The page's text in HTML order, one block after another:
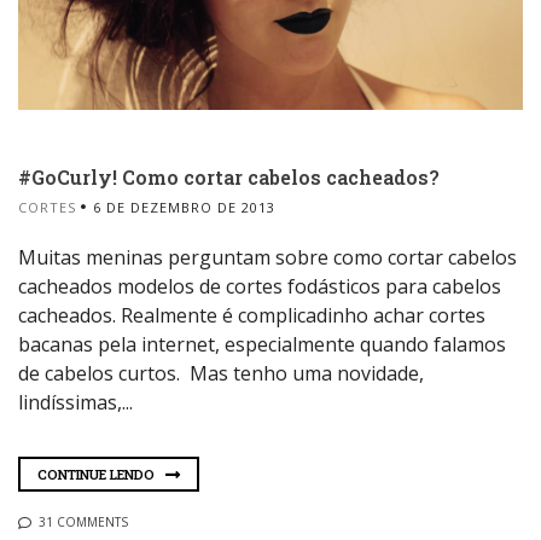
#GoCurly! Como cortar cabelos cacheados?
CORTES 6 DE DEZEMBRO DE 2013
Muitas meninas perguntam sobre como cortar cabelos
cacheados modelos de cortes fodásticos para cabelos
cacheados. Realmente é complicadinho achar cortes
bacanas pela internet, especialmente quando falamos
de cabelos curtos. Mas tenho uma novidade,
lindíssimas,...
CONTINUE LENDO
31 COMMENTS